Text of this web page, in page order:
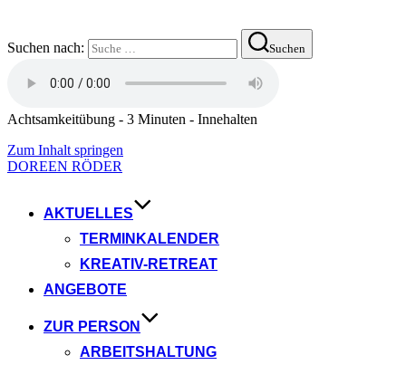
Suchen nach: Suchen
Achtsamkeitübung - 3 Minuten - Innehalten
Zum Inhalt springen
DOREEN RÖDER
AKTUELLES
TERMINKALENDER
KREATIV-RETREAT
ANGEBOTE
ZUR PERSON
ARBEITSHALTUNG